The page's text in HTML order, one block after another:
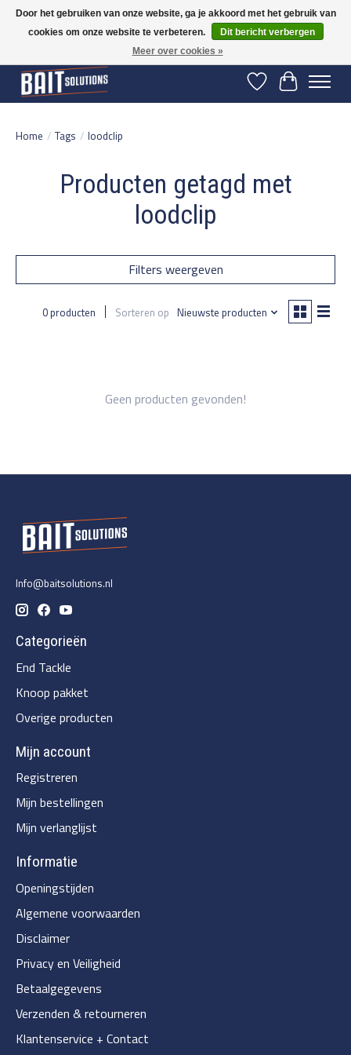
Gratis verzending vanaf 50 euro binnen NL | Op voorraad binnen 2-5 werkdagen
verzonden | België vanaf 70 euro gratis verzonden
Verlanglijst
Home / Tags / loodclip
Producten getagd met
loodclip
Filters weergeven
0 producten Sorteren op Nieuwste producten
Geen producten gevonden!
Info@baitsolutions.nl
Categorieën
End Tackle
Knoop pakket
Overige producten
Mijn account
Registreren
Mijn bestellingen
Mijn verlanglijst
Informatie
Openingstijden
Algemene voorwaarden
Disclaimer
Privacy en Veiligheid
Betaalgegevens
Verzenden & retourneren
Klantenservice + Contact
Door het gebruiken van onze website, ga je akkoord met het gebruik van
cookies om onze website te verbeteren.
Dit bericht verbergen
Meer over cookies »